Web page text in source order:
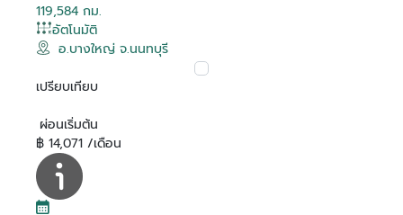
119,584 กม.
อัตโนมัติ
อ.บางใหญ่ จ.นนทบุรี
เปรียบเทียบ
ผ่อนเริ่มต้น
฿ 14,071 /เดือน